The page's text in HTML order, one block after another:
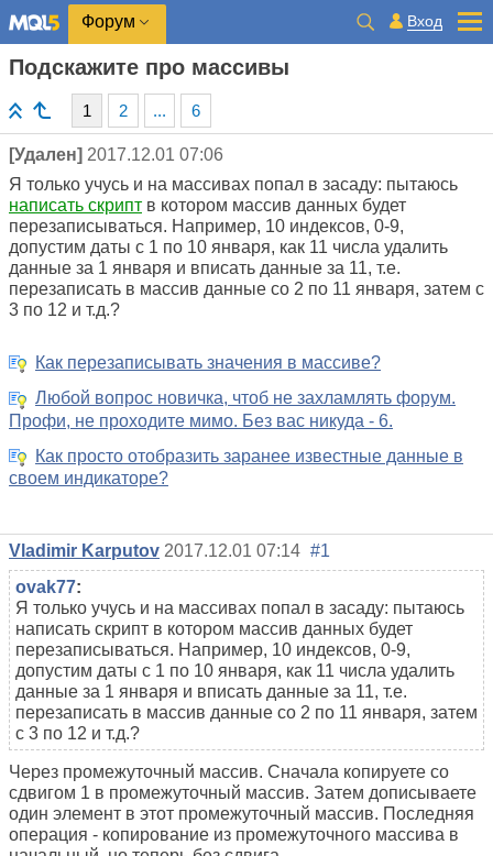
Форум Вход
Подскажите про массивы
1 2 ... 6
[Удален] 2017.12.01 07:06
Я только учусь и на массивах попал в засаду: пытаюсь
написать скрипт в котором массив данных будет
перезаписываться. Например, 10 индексов, 0-9,
допустим даты с 1 по 10 января, как 11 числа удалить
данные за 1 января и вписать данные за 11, т.е.
перезаписать в массив данные со 2 по 11 января, затем с
3 по 12 и т.д.?
Как перезаписывать значения в массиве?
Любой вопрос новичка, чтоб не захламлять форум.
Профи, не проходите мимо. Без вас никуда - 6.
Как просто отобразить заранее известные данные в
своем индикаторе?
Vladimir Karputov 2017.12.01 07:14 #1
ovak77:
Я только учусь и на массивах попал в засаду: пытаюсь
написать скрипт в котором массив данных будет
перезаписываться. Например, 10 индексов, 0-9,
допустим даты с 1 по 10 января, как 11 числа удалить
данные за 1 января и вписать данные за 11, т.е.
перезаписать в массив данные со 2 по 11 января, затем
с 3 по 12 и т.д.?
Через промежуточный массив. Сначала копируете со
сдвигом 1 в промежуточный массив. Затем дописываете
один элемент в этот промежуточный массив. Последняя
операция - копирование из промежуточного массива в